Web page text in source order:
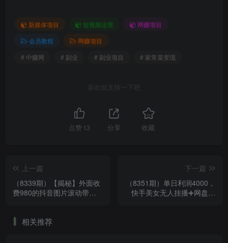
新媒体项目 短视频运营
网赚项目
会员教程
网赚项目
# 中赚网
# 副业 # 副业项目 # 家常菜变现
喜欢就支持一下吧
点赞 13 分享 收藏
上一篇
（8339期）【揭秘】外面收
费980的抖音图片滚动带货
下一篇
（8351期）单日利润4000，
快手美女无人挂播➕网盘拉
相关推荐